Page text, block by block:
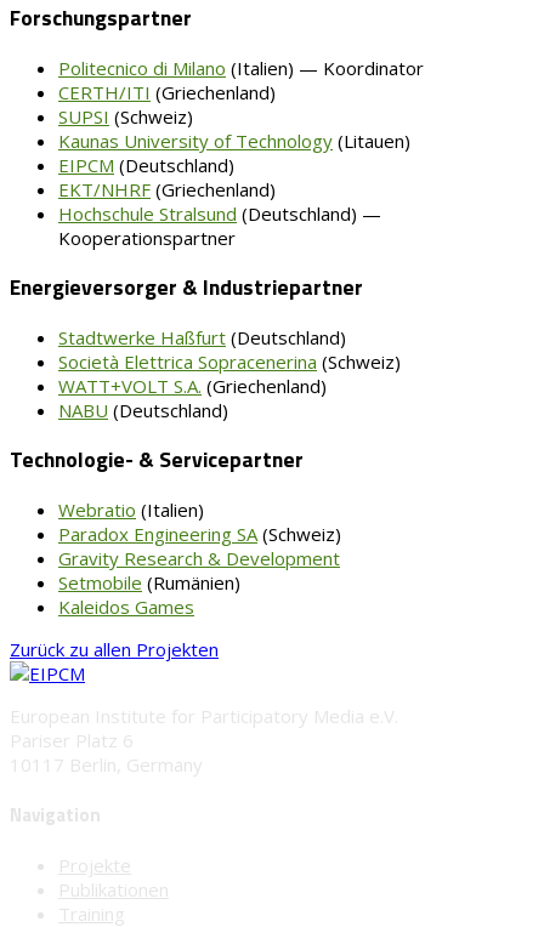
Forschungspartner
Politecnico di Milano (Italien) — Koordinator
CERTH/ITI (Griechenland)
SUPSI (Schweiz)
Kaunas University of Technology (Litauen)
EIPCM (Deutschland)
EKT/NHRF (Griechenland)
Hochschule Stralsund (Deutschland) —
Kooperationspartner
Energieversorger & Industriepartner
Stadtwerke Haßfurt (Deutschland)
Società Elettrica Sopracenerina (Schweiz)
WATT+VOLT S.A. (Griechenland)
NABU (Deutschland)
Technologie- & Servicepartner
Webratio (Italien)
Paradox Engineering SA (Schweiz)
Gravity Research & Development
Setmobile (Rumänien)
Kaleidos Games
Zurück zu allen Projekten
European Institute for Participatory Media e.V.
Pariser Platz 6
10117 Berlin, Germany
Navigation
Projekte
Publikationen
Training